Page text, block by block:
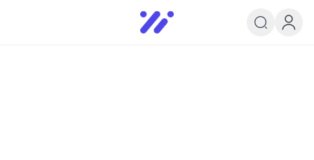
Infoedu
Ta&#039;lim xabarlari va